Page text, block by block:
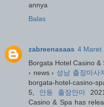
annya
Balas
zabreenasaas 4 Maret
Borgata Hotel Casino &
› news › 성남 출장마사
borgata-hotel-casino-
5, 안동 출장안마
Casino & Spa has